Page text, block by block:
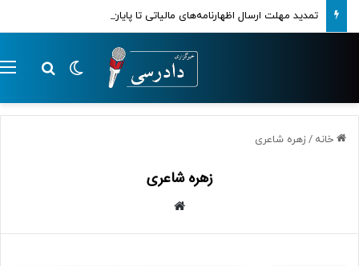
تمدید مهلت ارسال اظهارنامه‌های مالیاتی تا پایان تابستان 1405
تغییر پوسته
خانه / زهره شاعری
زهره شاعری